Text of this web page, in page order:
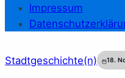
Impressum
Stadtgeschichte(n) 18.